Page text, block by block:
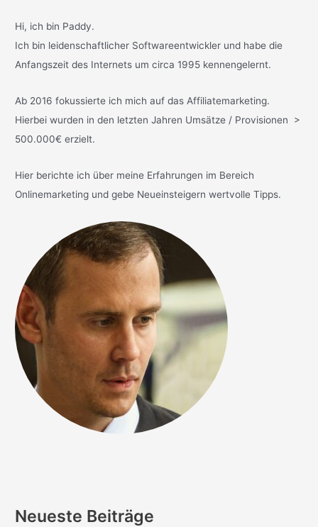
Hi, ich bin Paddy.
Ich bin leidenschaftlicher Softwareentwickler und habe die
Anfangszeit des Internets um circa 1995 kennengelernt.
Ab 2016 fokussierte ich mich auf das Affiliatemarketing.
Hierbei wurden in den letzten Jahren Umsätze / Provisionen >
500.000€ erzielt.
Hier berichte ich über meine Erfahrungen im Bereich
Onlinemarketing und gebe Neueinsteigern wertvolle Tipps.
Neueste Beiträge